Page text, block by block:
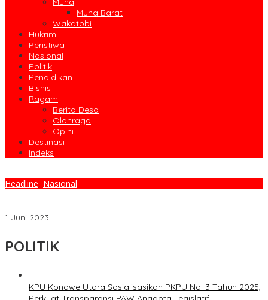
Muna Barat
Wakatobi
Hukrim
Peristiwa
Nasional
Politik
Pendidikan
Bisnis
Ragam
Berita Desa
Olahraga
Opini
Destinasi
Indeks
Headline, Nasional
1 Juni 2023
POLITIK
KPU Konawe Utara Sosialisasikan PKPU No. 3 Tahun 2025,